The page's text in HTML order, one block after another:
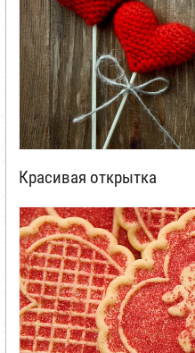
Красивая открытка